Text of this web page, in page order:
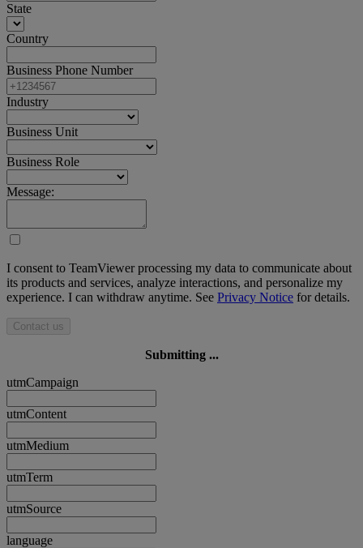
State
Country
Business Phone Number
Industry
Business Unit
Business Role
Message:
I consent to TeamViewer processing my data to communicate about
its products and services, analyze interactions, and personalize my
experience. I can withdraw anytime. See Privacy Notice for details.
Contact us
Submitting ...
utmCampaign
utmContent
utmMedium
utmTerm
utmSource
language